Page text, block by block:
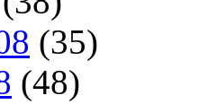
(35)
(48)